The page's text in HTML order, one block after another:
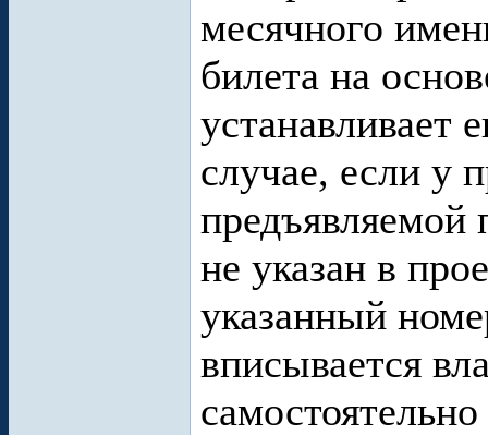
месячного
билета на
устанавливает
случае, если у
предъявляемой
не указан в
указанный
вписывается